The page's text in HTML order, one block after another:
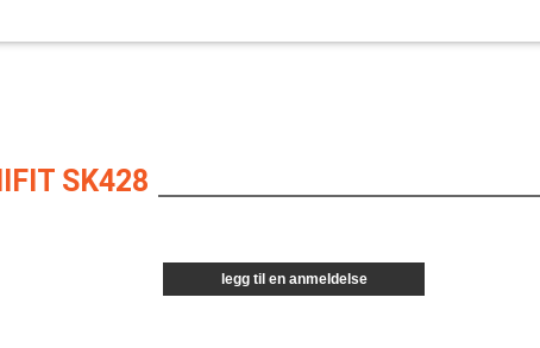
SK428
legg til en anmeldelse